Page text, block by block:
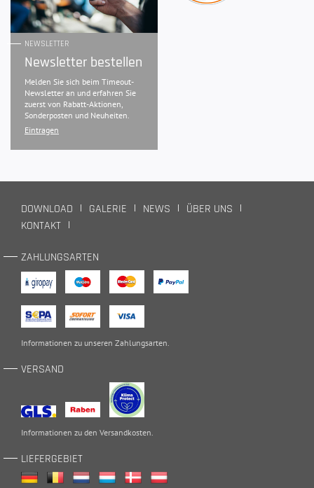
NEWSLETTER
Newsletter bestellen
Melden Sie sich beim Timeout-
Newsletter an und erfahren Sie
zuerst von Rabatt-Aktionen,
Sonderposten und Neuheiten.
Eintragen
DOWNLOAD GALERIE NEWS
ÜBER UNS
KONTAKT
ZAHLUNGSARTEN
Informationen zu unseren Zahlungsarten.
VERSAND
Informationen zu den Versandkosten.
LIEFERGEBIET